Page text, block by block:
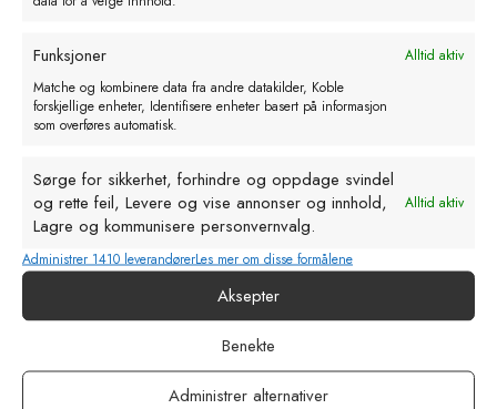
Funksjoner
Alltid aktiv
Matche og kombinere data fra andre datakilder, Koble
forskjellige enheter, Identifisere enheter basert på informasjon
som overføres automatisk.
Sørge for sikkerhet, forhindre og oppdage svindel
og rette feil, Levere og vise annonser og innhold,
Lagre og kommunisere personvernvalg.
Alltid aktiv
Administrer 1410 leverandørerLes mer om disse formålene
Aksepter
Benekte
Administrer alternativer
Kanyler engangs e 0.6x30mm23Gx1
kr117,68 eks. MVA